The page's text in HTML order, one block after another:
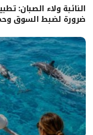
النائبة ولاء الصبان:
ضرورة لضبط السوق